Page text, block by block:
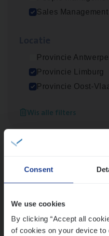
Consent
We use cookies
By clicking “Accept all
of cookies on your device to
Sales Management
Provincie
Provincie Limburg
Provincie Oost-
Wis alle filters
Dos­sier­be­heer­der
Lees onze verhalen
Meer dan collega’s: hoe Julie
versterken
Mathias houdt van
humor
werk
Ons